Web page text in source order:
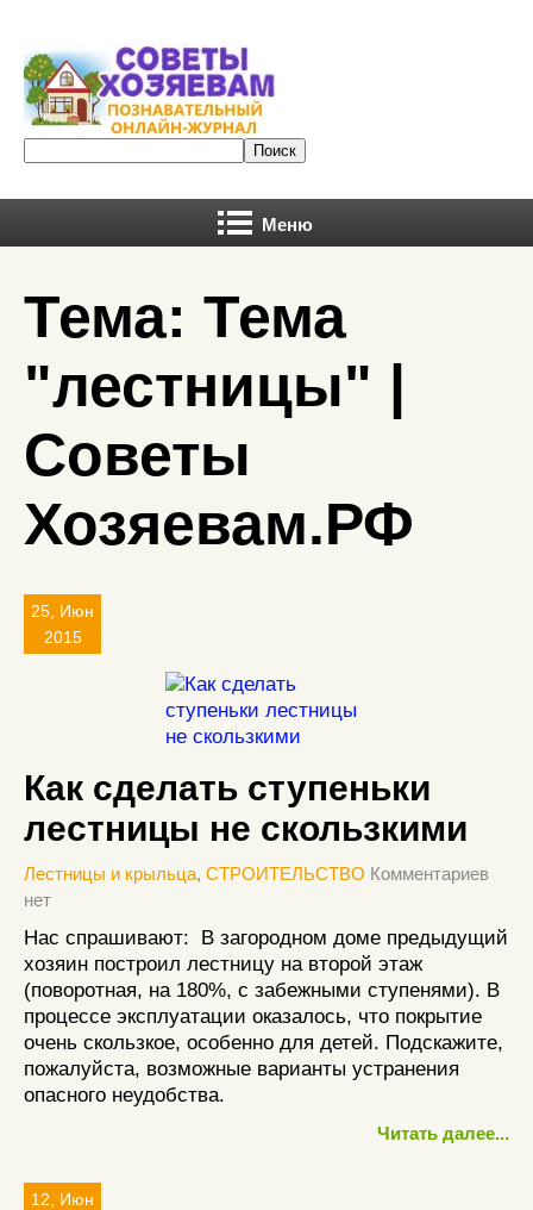
Меню
Тема: Тема
"лестницы" |
Советы
Хозяевам.РФ
25, Июн
2015
Как сделать ступеньки
лестницы не скользкими
Лестницы и крыльца, СТРОИТЕЛЬСТВО Комментариев
нет
Нас спрашивают: В загородном доме предыдущий
хозяин построил лестницу на второй этаж
(поворотная, на 180%, с забежными ступенями). В
процессе эксплуатации оказалось, что покрытие
очень скользкое, особенно для детей. Подскажите,
пожалуйста, возможные варианты устранения
опасного неудобства.
Читать далее...
12, Июн